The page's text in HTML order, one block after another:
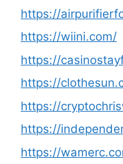
https://
https://wiini.com/
https://
https://
https://
https://
https://